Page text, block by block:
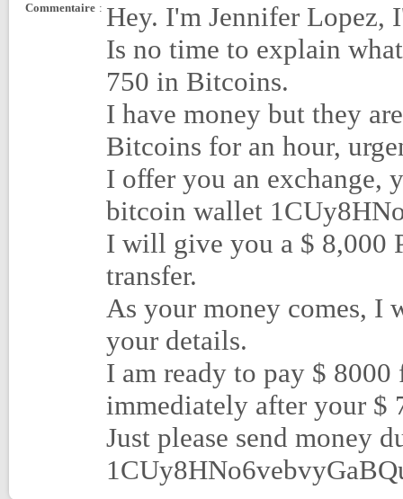
Commentaire : Hey. I'm Jennifer Lopez,
Is no time to explain
750 in Bitcoins.
I have money but they
Bitcoins for an hour,
I offer you an exchange,
bitcoin wallet
I will give you a $ 8,000
transfer.
As your money comes,
your details.
I am ready to pay $
immediately after your $
Just please send money